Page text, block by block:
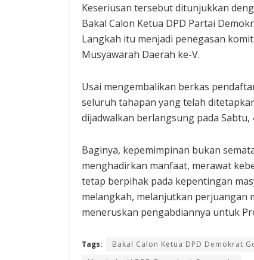
Keseriusan tersebut ditunjukkan
Bakal Calon Ketua DPD Partai
Langkah itu menjadi penegasan
Musyawarah Daerah ke-V.
Usai mengembalikan berkas
seluruh tahapan yang telah
dijadwalkan berlangsung pada Sabtu,
Baginya, kepemimpinan bukan
menghadirkan manfaat, merawat
tetap berpihak pada kepentingan
melangkah, melanjutkan perjuangan
meneruskan pengabdiannya untuk
Tags: Bakal Calon Ketua DPD Demokrat